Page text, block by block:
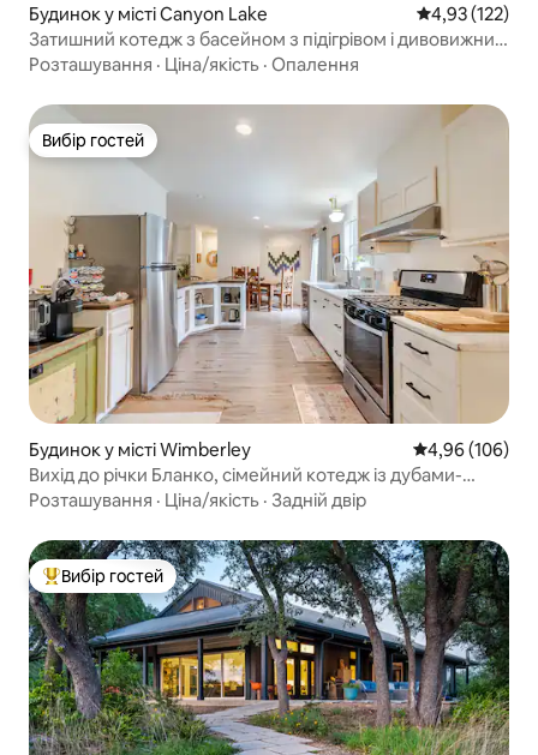
Будинок у місті Canyon Lake Середня
4,93 (122)
Затишний котедж з басейном з підігрівом і дивовижним
видом.
Розташування · Ціна/якість · Опалення
Вибір гостей
Вибір гостей
Будинок у місті Wimberley Середня
4,96 (106)
Вихід до річки Бланко, сімейний котедж із дубами-
віржініями
Розташування · Ціна/якість · Задній двір
Топ вибір гостей
Вибір гостей